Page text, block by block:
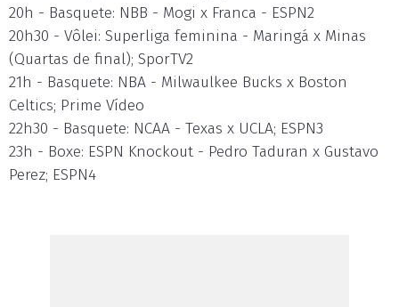
20h - Basquete: NBB - Mogi x Franca - ESPN2
20h30 - Vôlei: Superliga feminina - Maringá x Minas
(Quartas de final); SporTV2
21h - Basquete: NBA - Milwaulkee Bucks x Boston
Celtics; Prime Vídeo
22h30 - Basquete: NCAA - Texas x UCLA; ESPN3
23h - Boxe: ESPN Knockout - Pedro Taduran x Gustavo
Perez; ESPN4